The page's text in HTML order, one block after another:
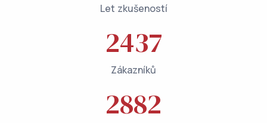
Let zkušeností
2437
Zákazníků
2882